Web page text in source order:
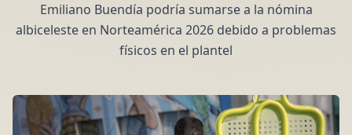
Emiliano Buendía podría sumarse a la nómina
albiceleste en Norteamérica 2026 debido a problemas
físicos en el plantel